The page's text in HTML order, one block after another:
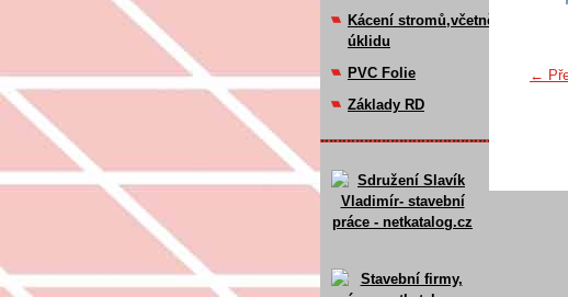
Kácení stromů,včetně
úklidu
PVC Folie
Základy RD
←